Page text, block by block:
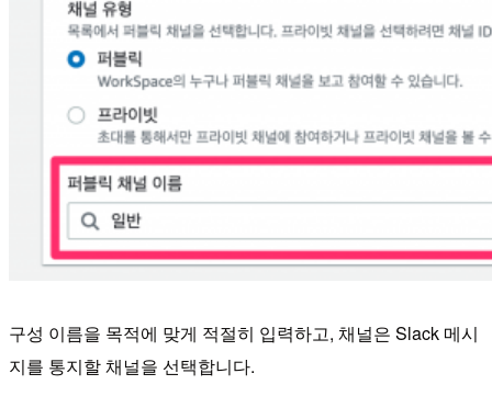
구성 이름을 목적에 맞게 적절히 입력하고, 채널은 Slack 메시
지를 통지할 채널을 선택합니다.